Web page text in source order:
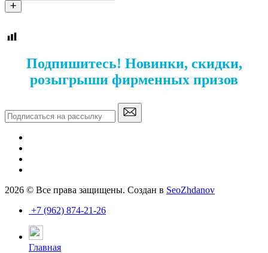
Подпишитесь! Новинки, скидки,
розыгрыши фирменных призов
2026 © Все права защищены. Создан в SeoZhdanov
+7 (962) 874-21-26
Главная